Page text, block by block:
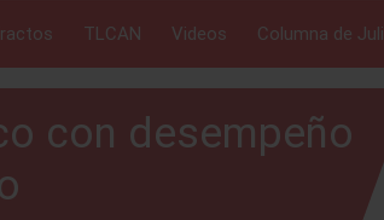
TLCAN Videos Columna de
con desempeño